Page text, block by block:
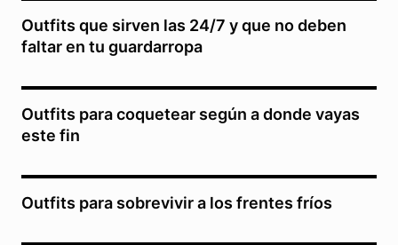
Outfits que sirven las 24/7 y que no deben
faltar en tu guardarropa
Outfits para coquetear según a donde vayas
este fin
Outfits para sobrevivir a los frentes fríos